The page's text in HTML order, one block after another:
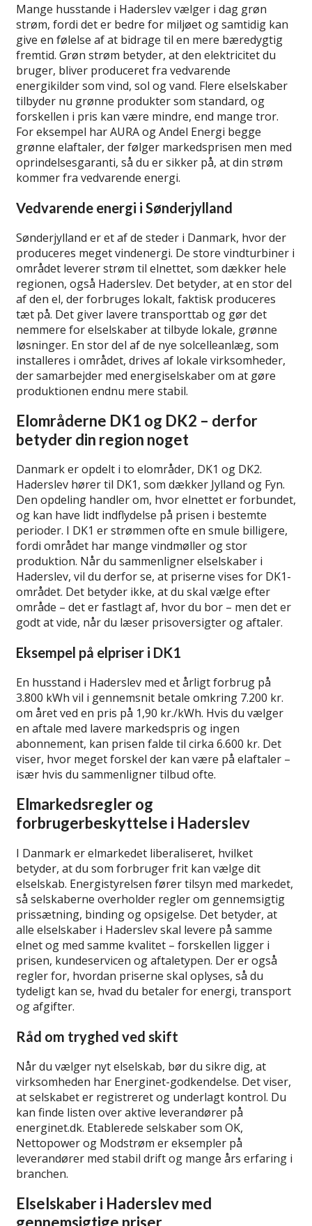
Mange husstande i Haderslev vælger i dag grøn
strøm, fordi det er bedre for miljøet og samtidig kan
give en følelse af at bidrage til en mere bæredygtig
fremtid. Grøn strøm betyder, at den elektricitet du
bruger, bliver produceret fra vedvarende
energikilder som vind, sol og vand. Flere elselskaber
tilbyder nu grønne produkter som standard, og
forskellen i pris kan være mindre, end mange tror.
For eksempel har AURA og Andel Energi begge
grønne elaftaler, der følger markedsprisen men med
oprindelsesgaranti, så du er sikker på, at din strøm
kommer fra vedvarende energi.
Vedvarende energi i Sønderjylland
Sønderjylland er et af de steder i Danmark, hvor der
produceres meget vindenergi. De store vindturbiner i
området leverer strøm til elnettet, som dækker hele
regionen, også Haderslev. Det betyder, at en stor del
af den el, der forbruges lokalt, faktisk produceres
tæt på. Det giver lavere transporttab og gør det
nemmere for elselskaber at tilbyde lokale, grønne
løsninger. En stor del af de nye solcelleanlæg, som
installeres i området, drives af lokale virksomheder,
der samarbejder med energiselskaber om at gøre
produktionen endnu mere stabil.
Elområderne DK1 og DK2 – derfor
betyder din region noget
Danmark er opdelt i to elområder, DK1 og DK2.
Haderslev hører til DK1, som dækker Jylland og Fyn.
Den opdeling handler om, hvor elnettet er forbundet,
og kan have lidt indflydelse på prisen i bestemte
perioder. I DK1 er strømmen ofte en smule billigere,
fordi området har mange vindmøller og stor
produktion. Når du sammenligner elselskaber i
Haderslev, vil du derfor se, at priserne vises for DK1-
området. Det betyder ikke, at du skal vælge efter
område – det er fastlagt af, hvor du bor – men det er
godt at vide, når du læser prisoversigter og aftaler.
Eksempel på elpriser i DK1
En husstand i Haderslev med et årligt forbrug på
3.800 kWh vil i gennemsnit betale omkring 7.200 kr.
om året ved en pris på 1,90 kr./kWh. Hvis du vælger
en aftale med lavere markedspris og ingen
abonnement, kan prisen falde til cirka 6.600 kr. Det
viser, hvor meget forskel der kan være på elaftaler –
især hvis du sammenligner tilbud ofte.
Elmarkedsregler og
forbrugerbeskyttelse i Haderslev
I Danmark er elmarkedet liberaliseret, hvilket
betyder, at du som forbruger frit kan vælge dit
elselskab. Energistyrelsen fører tilsyn med markedet,
så selskaberne overholder regler om gennemsigtig
prissætning, binding og opsigelse. Det betyder, at
alle elselskaber i Haderslev skal levere på samme
elnet og med samme kvalitet – forskellen ligger i
prisen, kundeservicen og aftaletypen. Der er også
regler for, hvordan priserne skal oplyses, så du
tydeligt kan se, hvad du betaler for energi, transport
og afgifter.
Råd om tryghed ved skift
Når du vælger nyt elselskab, bør du sikre dig, at
virksomheden har Energinet-godkendelse. Det viser,
at selskabet er registreret og underlagt kontrol. Du
kan finde listen over aktive leverandører på
energinet.dk. Etablerede selskaber som OK,
Nettopower og Modstrøm er eksempler på
leverandører med stabil drift og mange års erfaring i
branchen.
Elselskaber i Haderslev med
gennemsigtige priser